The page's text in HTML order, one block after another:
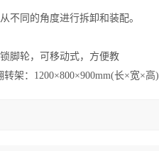
不同的角度进行拆卸和装配。
脚轮，可移动式，方便教
架：1200×800×900mm(长×宽×高)